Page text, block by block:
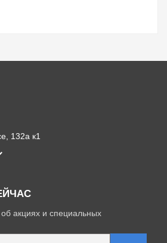
132а к1
акциях и специальных